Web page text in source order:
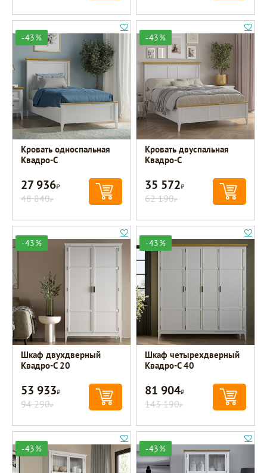
-43%
Кровать односпальная
Квадро-С
27 936Р
48 840Р
-43%
Кровать двуспальная
Квадро-С
35 572Р
62 190Р
-43%
Шкаф двухдверный
Квадро-С 20
53 933Р
94 290Р
-43%
Шкаф четырехдверный
Квадро-С 40
81 904Р
143 190Р
-43% -43%